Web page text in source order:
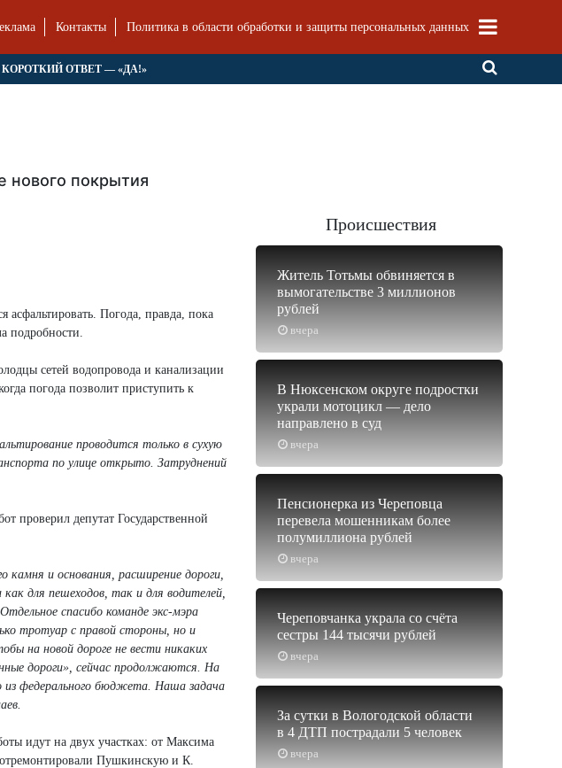
Контакты Политика в области обработки и защиты персональных данных
КОРОТКИЙ ОТВЕТ — «ДА!»
нового покрытия
Погода, правда, пока
подробности.
сетей водопровода и канализации
погода позволит приступить к
проводится только в сухую
по улице открыто. Затруднений
проверил депутат Государственной
и основания, расширение дороги,
для пешеходов, так и для водителей,
спасибо команде экс-мэра
тротуар с правой стороны, но и
на новой дороге не вести никаких
дороги», сейчас продолжаются. На
из федерального бюджета. Наша задача
идут на двух участках: от Максима
Пушкинскую и К.
Происшествия
вчера
Житель Тотьмы обвиняется в
вымогательстве 3 миллионов
рублей
вчера
В Нюксенском округе подростки
украли мотоцикл — дело
направлено в суд
вчера
Пенсионерка из Череповца
перевела мошенникам более
полумиллиона рублей
вчера
Череповчанка украла со счёта
сестры 144 тысячи рублей
вчера
За сутки в Вологодской области
в 4 ДТП пострадали 5 человек